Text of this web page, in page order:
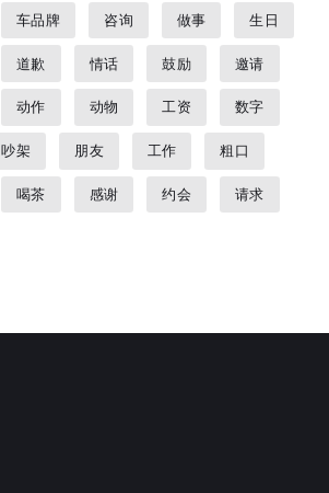
车品牌 咨询 做事 生日
道歉 情话 鼓励 邀请
动作 动物 工资 数字
吵架 朋友 工作 粗口
喝茶 感谢 约会 请求